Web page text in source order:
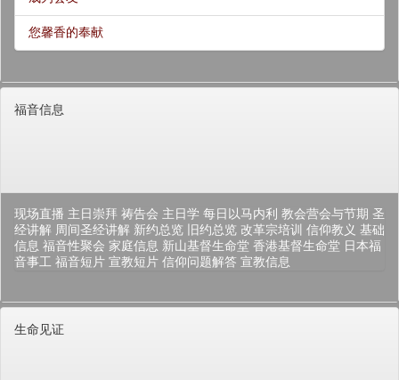
您馨香的奉献
福音信息
现场直播 主日崇拜 祷告会 主日学 每日以马内利 教会营会与节期 圣
经讲解 周间圣经讲解 新约总览 旧约总览 改革宗培训 信仰教义 基础
信息 福音性聚会 家庭信息 新山基督生命堂 香港基督生命堂 日本福
音事工 福音短片 宣教短片 信仰问题解答 宣教信息
生命见证